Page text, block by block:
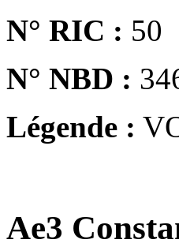
N° RIC : 50
N° NBD :
Légende :
Ae3